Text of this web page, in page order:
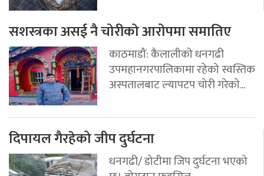
सशस्त्रका असई नै चोरीको आरोपमा समातिए
काठमाडौं: कैलालीको धनगढी
उपमहानगरपालिकामा रहेको स्वस्तिक
अस्पतालबाट ल्यापटप चोरी गरेको...
दिपायल गैरहेको जीप दुर्घटना
धनगढी/ डोटीमा जिप दुर्घटना भएको